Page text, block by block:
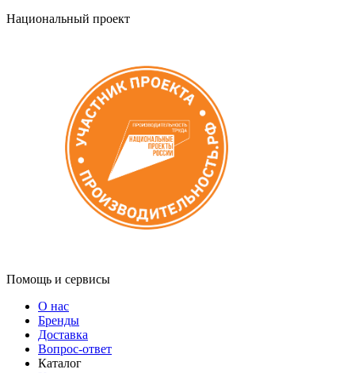
Национальный проект
Помощь и сервисы
О нас
Бренды
Доставка
Вопрос-ответ
Каталог